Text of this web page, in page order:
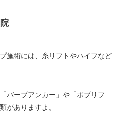
施術には、糸リフトやハイフなど
バーブアンカー」や「ボブリフ
がありますよ。